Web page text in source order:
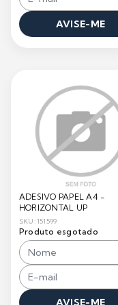
AVISE-ME
ADESIVO PAPEL A4 -
HORIZONTAL UP
SKU: 151599
Produto esgotado
AVISE-ME